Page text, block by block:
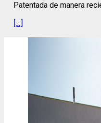
Patentada de manera
[…]